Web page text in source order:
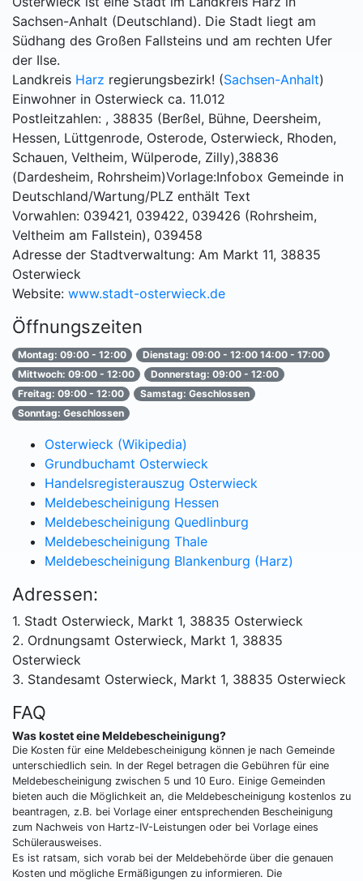
Sachsen-Anhalt (Deutschland). Die Stadt liegt am
Südhang des Großen Fallsteins und am rechten Ufer
der Ilse.
Landkreis Harz regierungsbezirk! (Sachsen-Anhalt)
Einwohner in Osterwieck ca. 11.012
Postleitzahlen: , 38835 (Berßel, Bühne, Deersheim,
Hessen, Lüttgenrode, Osterode, Osterwieck, Rhoden,
Schauen, Veltheim, Wülperode, Zilly),38836
(Dardesheim, Rohrsheim)Vorlage:Infobox Gemeinde in
Deutschland/Wartung/PLZ enthält Text
Vorwahlen: 039421, 039422, 039426 (Rohrsheim,
Veltheim am Fallstein), 039458
Adresse der Stadtverwaltung: Am Markt 11, 38835
Osterwieck
Website: www.stadt-osterwieck.de
Öffnungszeiten
Montag: 09:00 - 12:00
Dienstag: 09:00 - 12:00 14:00 - 17:00
Mittwoch: 09:00 - 12:00
Donnerstag: 09:00 - 12:00
Freitag: 09:00 - 12:00
Samstag: Geschlossen
Sonntag: Geschlossen
Osterwieck (Wikipedia)
Grundbuchamt Osterwieck
Handelsregisterauszug Osterwieck
Meldebescheinigung Hessen
Meldebescheinigung Quedlinburg
Meldebescheinigung Thale
Meldebescheinigung Blankenburg (Harz)
Adressen:
1. Stadt Osterwieck, Markt 1, 38835 Osterwieck
2. Ordnungsamt Osterwieck, Markt 1, 38835
Osterwieck
3. Standesamt Osterwieck, Markt 1, 38835 Osterwieck
FAQ
Was kostet eine Meldebescheinigung?
Die Kosten für eine Meldebescheinigung können je nach Gemeinde
unterschiedlich sein. In der Regel betragen die Gebühren für eine
Meldebescheinigung zwischen 5 und 10 Euro. Einige Gemeinden
bieten auch die Möglichkeit an, die Meldebescheinigung kostenlos zu
beantragen, z.B. bei Vorlage einer entsprechenden Bescheinigung
zum Nachweis von Hartz-IV-Leistungen oder bei Vorlage eines
Schülerausweises.
Es ist ratsam, sich vorab bei der Meldebehörde über die genauen
Kosten und mögliche Ermäßigungen zu informieren. Die